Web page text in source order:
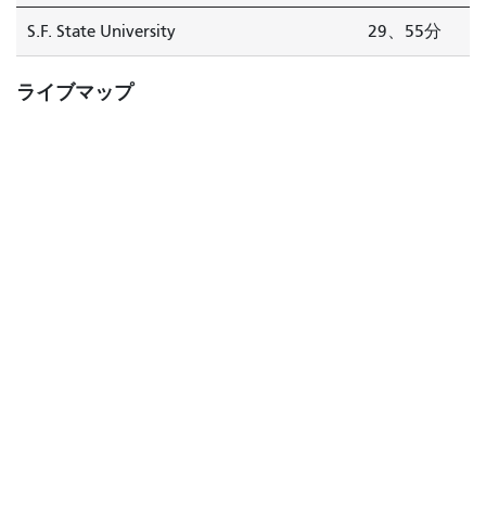
S.F. State University 29、55分
ライブマップ